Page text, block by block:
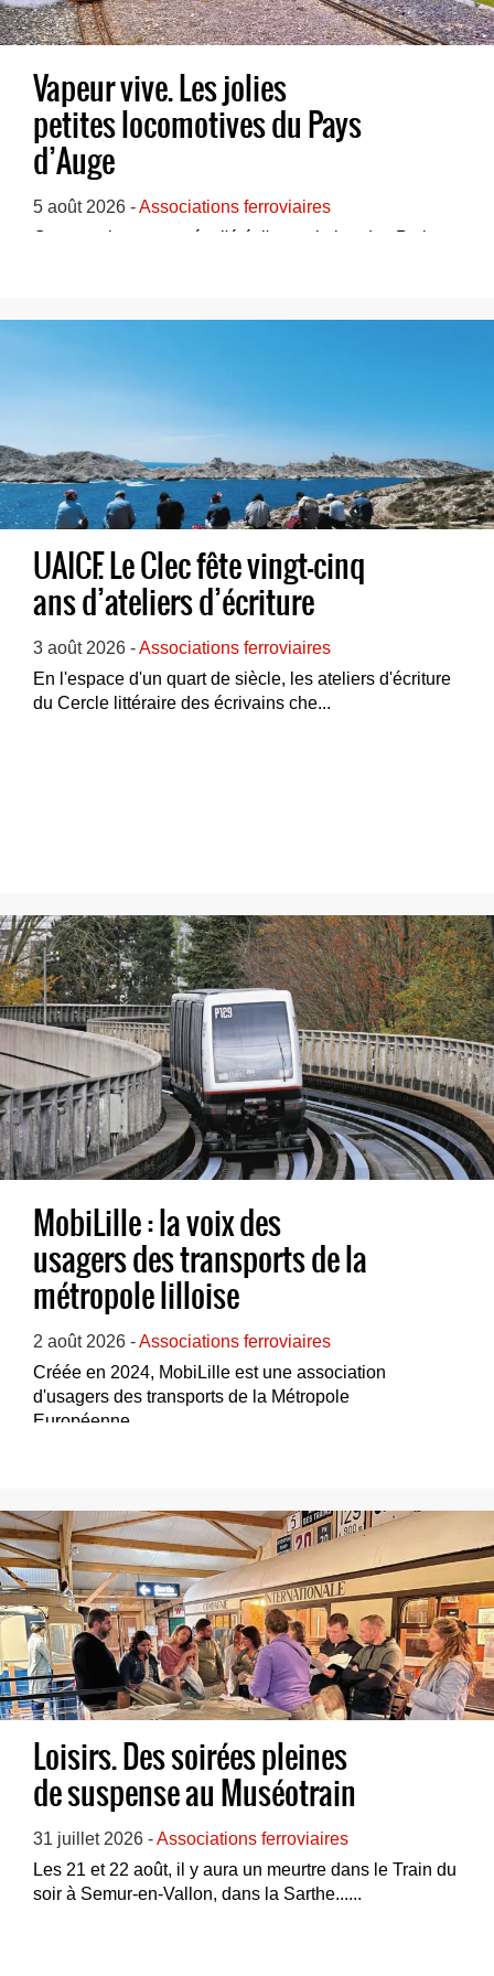
Vapeur vive. Les jolies
petites locomotives du Pays
d’Auge
5 août 2026 -Associations ferroviaires
Comme chaque année, l'été, l'association des Petits
UAICF. Le Clec fête vingt-cinq
ans d’ateliers d’écriture
3 août 2026 -Associations ferroviaires
En l'espace d'un quart de siècle, les ateliers d'écriture
du Cercle littéraire des écrivains che...
MobiLille : la voix des
usagers des transports de la
métropole lilloise
2 août 2026 -Associations ferroviaires
Créée en 2024, MobiLille est une association
d'usagers des transports de la Métropole
Européenne...
Loisirs. Des soirées pleines
de suspense au Muséotrain
31 juillet 2026 -Associations ferroviaires
Les 21 et 22 août, il y aura un meurtre dans le Train du
soir à Semur-en-Vallon, dans la Sarthe......